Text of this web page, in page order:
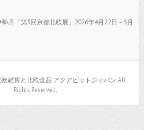
丹「第3回京都北欧展」2026年4月22日～5月
欧雑貨と北欧食品 アクアビットジャパン All
Rights Reserved.